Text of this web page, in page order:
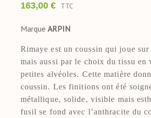
163,00 € TTC
Marque ARPIN
Rimaye est un coussin qui joue
mais aussi par le choix du tissu en
petites alvéoles. Cette matière
coussin. Les finitions ont été
métallique, solide, visible mais
fusil se fond avec l’anthracite du